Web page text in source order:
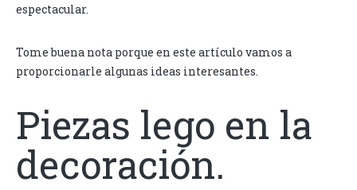
espectacular.
Tome buena nota porque en este artículo vamos a
proporcionarle algunas ideas interesantes.
Piezas lego en la
decoración.